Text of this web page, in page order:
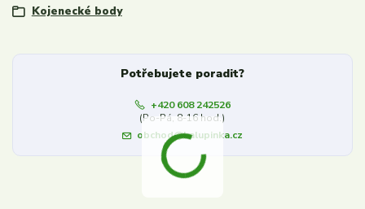
Kojenecké body
Potřebujete poradit?
+420 608 242526
(Po-Pá, 8-16 hod.)
obchod@kalupinka.cz